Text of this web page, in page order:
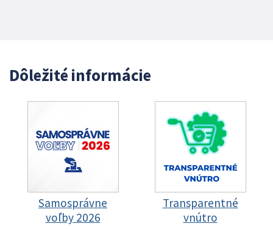
Dôležité informácie
Samosprávne
voľby 2026
Transparentné
vnútro